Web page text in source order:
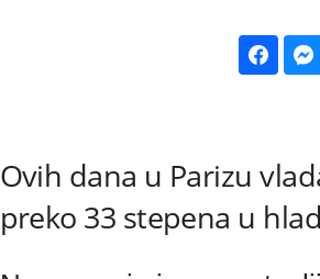
e
s
Ovih dana u Parizu
preko 33 stepena u